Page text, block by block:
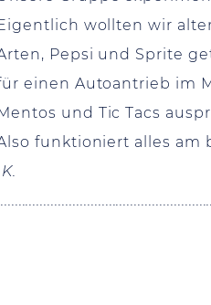
wollten wir
Pepsi und Sprite
einen Autoantrieb im
und Tic Tacs
funktioniert alles am